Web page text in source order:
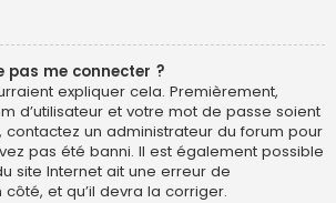
pas me connecter ?
expliquer cela. Premièrement,
d’utilisateur et votre mot de passe soient
contactez un administrateur du forum pour
pas été banni. Il est également possible
site Internet ait une erreur de
et qu’il devra la corriger.